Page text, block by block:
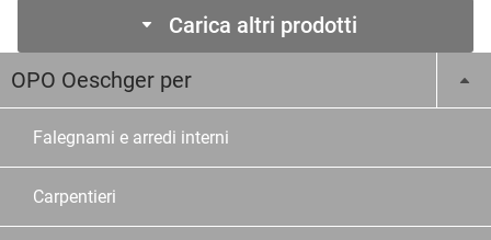
Carica altri prodotti
OPO Oeschger per
Falegnami e arredi interni
Carpentieri